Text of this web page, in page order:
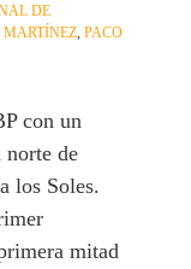
DE
MARTÍNEZ ,PACO
con un
norte de
los Soles.
mitad